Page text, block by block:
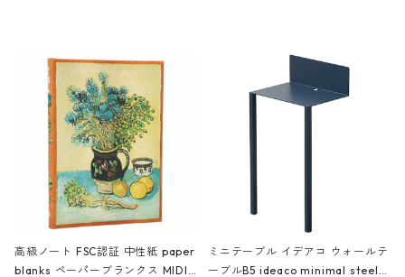
高級ノート FSC認証 中性紙 paper
blanks ペーパーブランクス MIDI
ミニテーブル イデアコ ウォールテ
ーブルB5 ideaco minimal steel f